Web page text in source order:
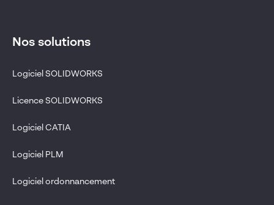
Nos solutions
Logiciel SOLIDWORKS
Licence SOLIDWORKS
Logiciel CATIA
Logiciel PLM
Logiciel ordonnancement